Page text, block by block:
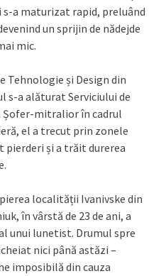
a maturizat rapid, preluând
un sprijin de nădejde
mic.
Tehnologie și Design din
s-a alăturat Serviciului de
Șofer-mitralior în cadrul
el a trecut prin zonele
și a trăit durerea
localității Ivanivske din
în vârstă de 23 de ani, a
unui lunetist. Drumul spre
nici până astăzi –
imposibilă din cauza